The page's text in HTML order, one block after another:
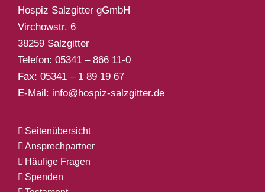
Hospiz Salzgitter gGmbH
Virchowstr. 6
38259 Salzgitter
Telefon: 05341 – 866 11-0
Fax: 05341 – 1 89 19 67
E-Mail: info@hospiz-salzgitter.de
Seitenübersicht
Ansprechpartner
Häufige Fragen
Spenden